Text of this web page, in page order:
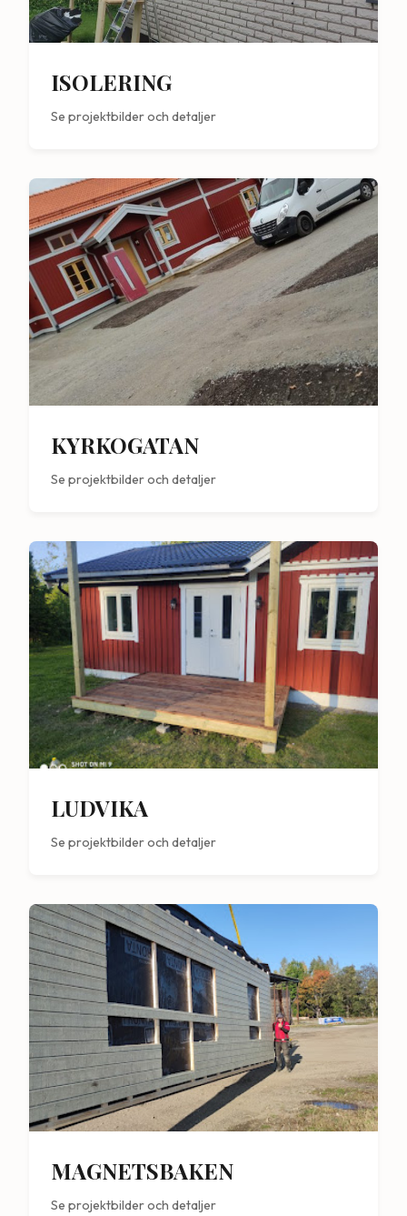
ISOLERING
Se projektbilder och detaljer
KYRKOGATAN
Se projektbilder och detaljer
LUDVIKA
Se projektbilder och detaljer
MAGNETSBAKEN
Se projektbilder och detaljer